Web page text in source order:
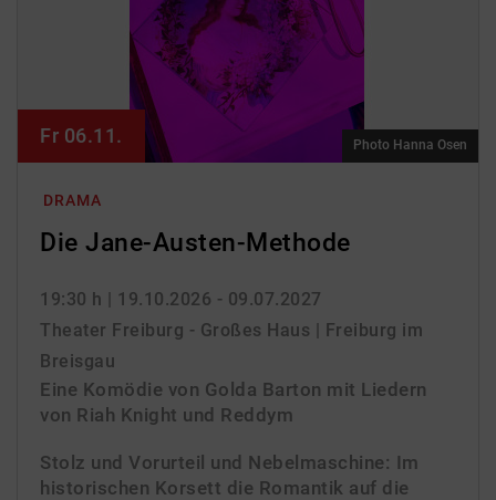
DRAMA
Die Jane-Austen-Methode
19:30 h | 19.10.2026 - 09.07.2027
Theater Freiburg - Großes Haus | Freiburg im
Breisgau
Eine Komödie von Golda Barton mit Liedern
von Riah Knight und Reddym
Stolz und Vorurteil und Nebelmaschine: Im
historischen Korsett die Romantik auf die
Fr 06.11. Photo Hanna Osen